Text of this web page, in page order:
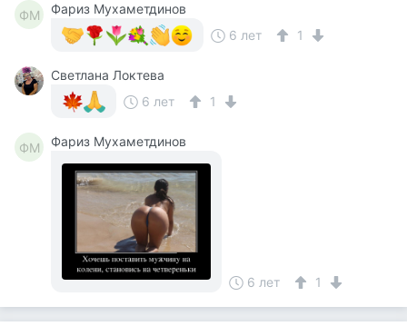
ФМ
Фариз Мухаметдинов
6 лет
1
Светлана Локтева
6 лет
1
ФМ Фариз Мухаметдинов
6 лет 1